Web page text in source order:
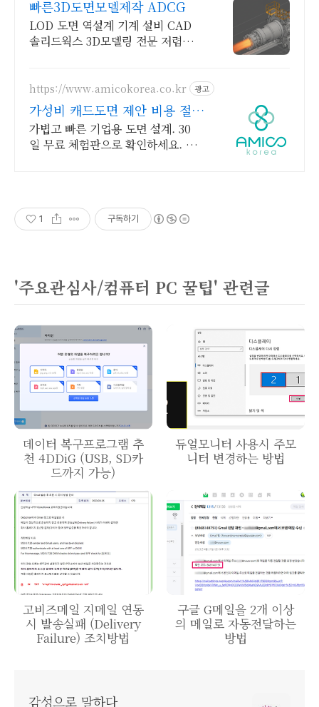
빠른3D도면모델제작 ADCG
LOD 도면 역설계 기계 설비 CAD
솔리드웍스 3D모델링 전문 저렴한
https://www.amicokorea.co.kr 광고
가성비 캐드도면 제안 비용 절
감! 기업용 캐드
가볍고 빠른 기업용 도면 설계. 30
일 무료 체험판으로 확인하세요. 오
1 구독하기
'주요관심사/컴퓨터 PC 꿀팁' 관련글
데이터 복구프로그램 추
천 4DDiG (USB, SD카
드까지 가능)
듀얼모니터 사용시 주모
니터 변경하는 방법
고비즈메일 지메일 연동
시 발송실패 (Delivery
Failure) 조치방법
구글 G메일을 2개 이상
의 메일로 자동전달하는
방법
감성으로 말하다